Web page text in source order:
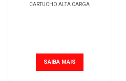
CARTUCHO ALTA CARGA
SAIBA MAIS